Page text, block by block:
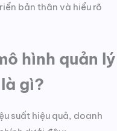
bản thân và hiểu rõ
hình quản lý
gì?
suất hiệu quả, doanh